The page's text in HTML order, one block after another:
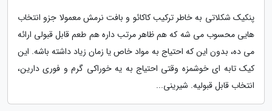
پنکیک شکلاتی به خاطر ترکیب کاکائو و بافت نرمش معمولا جزو انتخاب
هایی محسوب می شه که هم ظاهر مرتب داره هم طعم قابل قبولی ارائه
می ده، بدون این که احتیاج به مواد خاص یا زمان زیاد داشته باشه. این
کیک تابه ای خوشمزه وقتی احتیاج به یه خوراکی گرم و فوری دارین،
انتخاب قابل قبولیه. شیرینی...